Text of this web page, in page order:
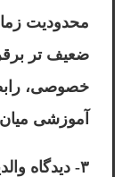
محدودیت
ضعیف تر
خصوصی،
آموزشی
۳- دیدگاه